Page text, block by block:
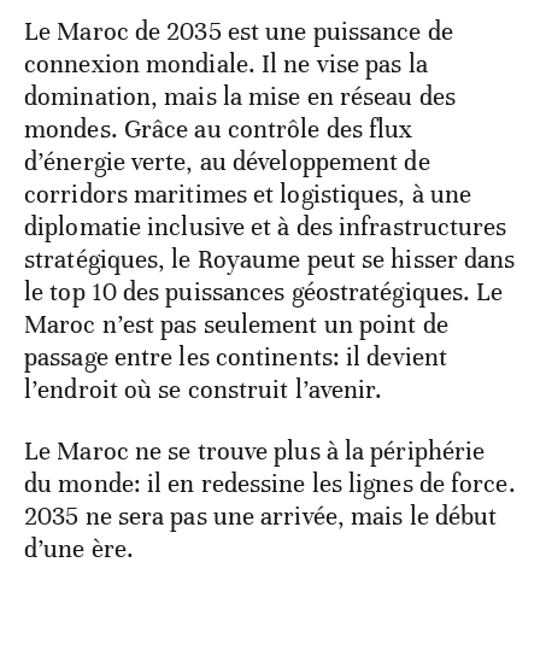
Le Maroc de 2035 est une puissance de
connexion mondiale. Il ne vise pas la
domination, mais la mise en réseau des
mondes. Grâce au contrôle des flux
d’énergie verte, au développement de
corridors maritimes et logistiques, à une
diplomatie inclusive et à des infrastructures
stratégiques, le Royaume peut se hisser dans
le top 10 des puissances géostratégiques. Le
Maroc n’est pas seulement un point de
passage entre les continents: il devient
l’endroit où se construit l’avenir.
Le Maroc ne se trouve plus à la périphérie
du monde: il en redessine les lignes de force.
2035 ne sera pas une arrivée, mais le début
d’une ère.